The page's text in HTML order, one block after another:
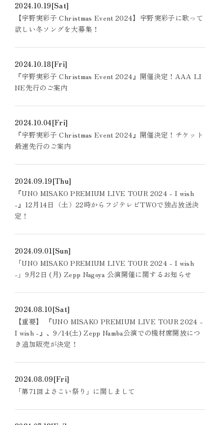
2024.10.19[Sat]
【宇野実彩子 Christmas Event 2024】宇野実彩子に歌って
欲しい冬ソングを大募集！
2024.10.18[Fri]
『宇野実彩子 Christmas Event 2024』開催決定！AAA LI
NE先行のご案内
2024.10.04[Fri]
『宇野実彩子 Christmas Event 2024』開催決定！チケット
最速先行のご案内
2024.09.19[Thu]
『UNO MISAKO PREMIUM LIVE TOUR 2024 - I wish
-』12月14日（土）22時からフジテレビTWOで独占放送決
定！
2024.09.01[Sun]
「UNO MISAKO PREMIUM LIVE TOUR 2024 - I wish
-」9月2日 (月) Zepp Nagoya 公演開催に関するお知らせ
2024.08.10[Sat]
【重要】 『UNO MISAKO PREMIUM LIVE TOUR 2024 -
I wish -』、9/14(土) Zepp Namba公演での機材席開放につ
き追加販売が決定！
2024.08.09[Fri]
「第71回よさこい祭り」に関しまして